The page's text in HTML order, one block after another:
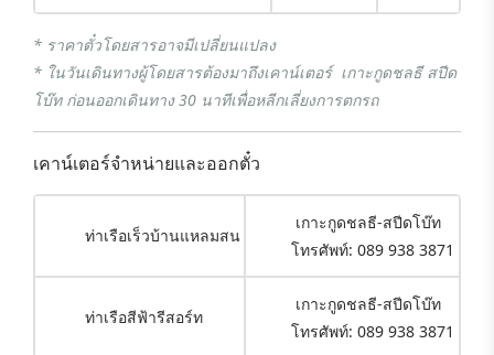
* ราคาตั๋วโดยสารอาจมีเปลี่ยนแปลง
* ในวันเดินทางผู้โดยสารต้องมาถึงเคาน์เตอร์ เกาะกูดชลธี สปีด
โบ๊ท ก่อนออกเดินทาง 30 นาทีเพื่อหลีกเลี่ยงการตกรถ
เคาน์เตอร์จำหน่ายและออกตั๋ว
ท่าเรือเร็วบ้านแหลมสน
เกาะกูดชลธี-สปีดโบ๊ท
โทรศัพท์: 089 938 3871
ท่าเรือสีฟ้ารีสอร์ท
เกาะกูดชลธี-สปีดโบ๊ท
โทรศัพท์: 089 938 3871